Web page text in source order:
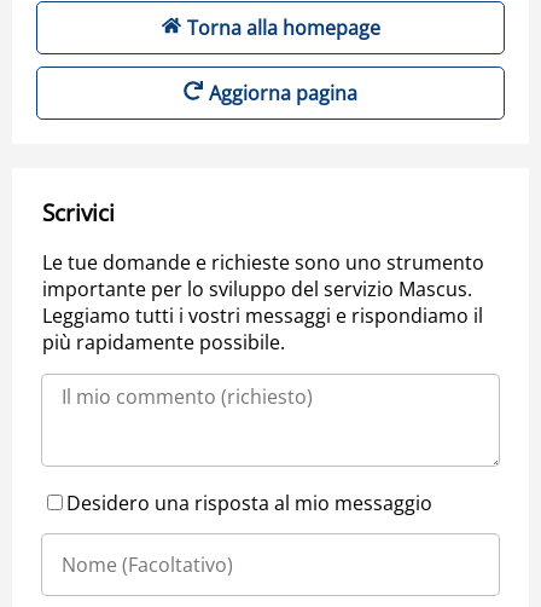
Torna alla homepage
Aggiorna pagina
Scrivici
Le tue domande e richieste sono uno strumento
importante per lo sviluppo del servizio Mascus.
Leggiamo tutti i vostri messaggi e rispondiamo il
più rapidamente possibile.
Desidero una risposta al mio messaggio